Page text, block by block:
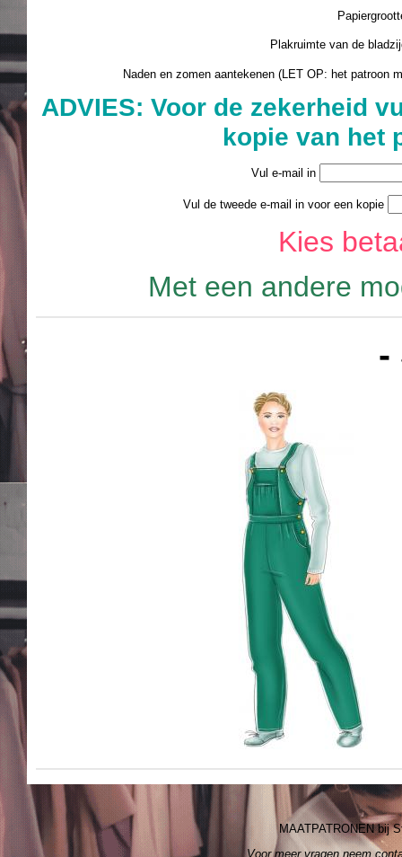
Plakruimte van de
Naden en zomen aantekenen (LET OP: het
ADVIES: Voor de zekerheid
kopie van het
Vul e-mail in
Vul de tweede e-mail in voor een kopie
Kies
Met een andere
-
MAATPATRONEN bij
Voor meer vragen neem